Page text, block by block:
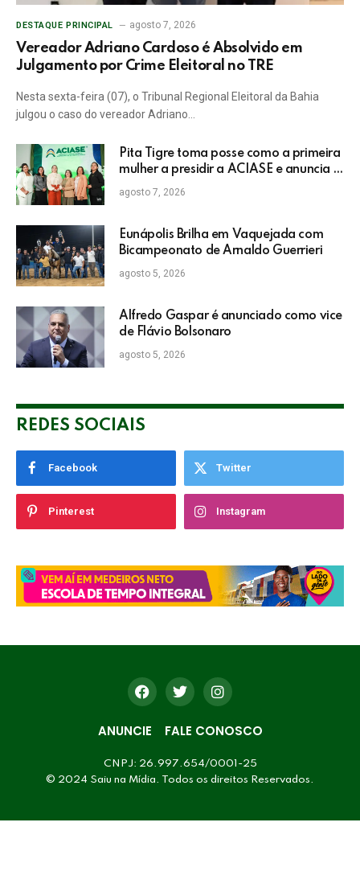
DESTAQUE PRINCIPAL agosto 7, 2026
Vereador Adriano Cardoso é Absolvido em
Julgamento por Crime Eleitoral no TRE
Nesta sexta-feira (07), o Tribunal Regional Eleitoral da Bahia
julgou o caso do vereador Adriano…
Pita Tigre toma posse como a primeira
mulher a presidir a ACIASE e anuncia a
retomada do Prêmio Destaque
Empresarial
agosto 7, 2026
Eunápolis Brilha em Vaquejada com
Bicampeonato de Arnaldo Guerrieri
agosto 5, 2026
Alfredo Gaspar é anunciado como vice
de Flávio Bolsonaro
agosto 5, 2026
REDES SOCIAIS
Facebook Twitter
Pinterest Instagram
ANUNCIE FALE CONOSCO
CNPJ: 26.997.654/0001-25
© 2024 Saiu na Mídia. Todos os direitos Reservados.